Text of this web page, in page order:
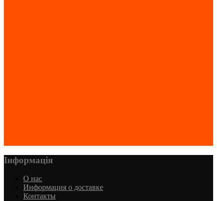
Інформація
О нас
Информация о доставке
Контакты